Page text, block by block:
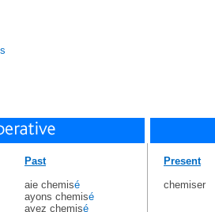
Past
aie chemisé
ayons chemisé
ayez chemisé
Present
chemiser